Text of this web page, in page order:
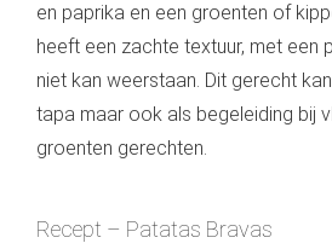
en paprika en een groenten of
heeft een zachte textuur, met een
niet kan weerstaan. Dit gerecht
tapa maar ook als begeleiding bij
groenten gerechten.
Recept – Patatas Bravas